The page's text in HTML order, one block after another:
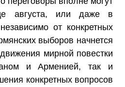
августа, или даже в
от конкретных
выборов начнется
мирной повестки
и Арменией, так и
конкретных вопросов